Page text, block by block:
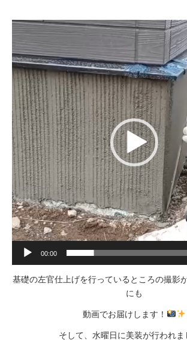
動
画
プ
レ
ー
ヤ
ー
00:00
基礎の左官仕上げを行っているところの撮影
にも
動画でお届けします！
そして、水曜日に美装が行われま